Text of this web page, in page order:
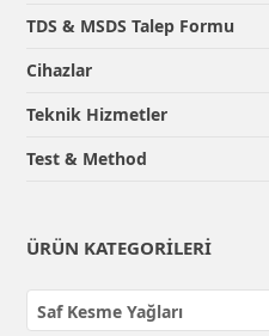
TDS & MSDS Talep Formu
Cihazlar
Teknik Hizmetler
Test & Method
ÜRÜN KATEGORILERI
Saf Kesme Yağları